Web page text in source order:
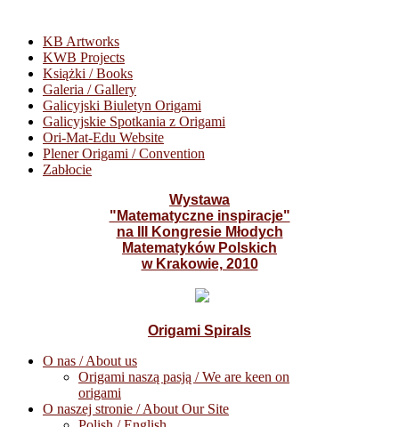
KB Artworks
KWB Projects
Książki / Books
Galeria / Gallery
Galicyjski Biuletyn Origami
Galicyjskie Spotkania z Origami
Ori-Mat-Edu Website
Plener Origami / Convention
Zabłocie
Wystawa
"Matematyczne inspiracje"
na III Kongresie Młodych
Matematyków Polskich
w Krakowie, 2010
Origami Spirals
O nas / About us
Origami naszą pasją / We are keen on
origami
O naszej stronie / About Our Site